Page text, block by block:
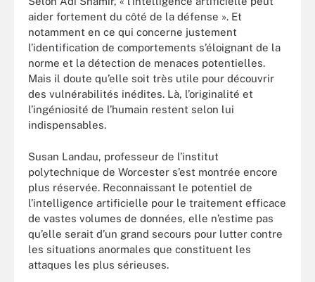
aider fortement du côté de la défense ». Et
notamment en ce qui concerne justement
l’identification de comportements s’éloignant de la
norme et la détection de menaces potentielles.
Mais il doute qu’elle soit très utile pour découvrir
des vulnérabilités inédites. Là, l’originalité et
l’ingéniosité de l’humain restent selon lui
indispensables.
Susan Landau, professeur de l’institut
polytechnique de Worcester s’est montrée encore
plus réservée. Reconnaissant le potentiel de
l’intelligence artificielle pour le traitement efficace
de vastes volumes de données, elle n’estime pas
qu’elle serait d’un grand secours pour lutter contre
les situations anormales que constituent les
attaques les plus sérieuses.